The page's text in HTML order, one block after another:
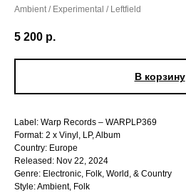
Ambient / Experimental / Leftfield
5 200 р.
В корзину
Label: Warp Records – WARPLP369
Format: 2 x Vinyl, LP, Album
Country: Europe
Released: Nov 22, 2024
Genre: Electronic, Folk, World, & Country
Style: Ambient, Folk